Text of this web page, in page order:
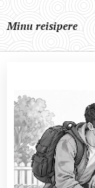
Minu reisipere